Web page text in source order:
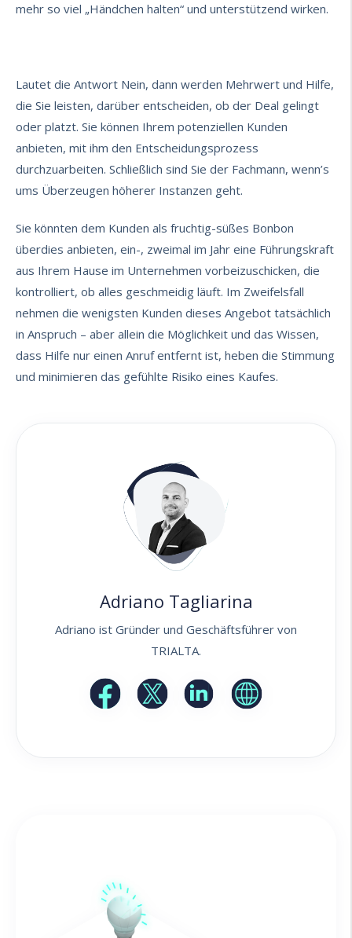
mehr so viel „Händchen halten“ und unterstützend wirken.
Lautet die Antwort Nein, dann werden Mehrwert und Hilfe,
die Sie leisten, darüber entscheiden, ob der Deal gelingt
oder platzt. Sie können Ihrem potenziellen Kunden
anbieten, mit ihm den Entscheidungsprozess
durchzuarbeiten. Schließlich sind Sie der Fachmann, wenn’s
ums Überzeugen höherer Instanzen geht.
Sie könnten dem Kunden als fruchtig-süßes Bonbon
überdies anbieten, ein-, zweimal im Jahr eine Führungskraft
aus Ihrem Hause im Unternehmen vorbeizuschicken, die
kontrolliert, ob alles geschmeidig läuft. Im Zweifelsfall
nehmen die wenigsten Kunden dieses Angebot tatsächlich
in Anspruch – aber allein die Möglichkeit und das Wissen,
dass Hilfe nur einen Anruf entfernt ist, heben die Stimmung
und minimieren das gefühlte Risiko eines Kaufes.
Adriano Tagliarina
Adriano ist Gründer und Geschäftsführer von
TRIALTA.